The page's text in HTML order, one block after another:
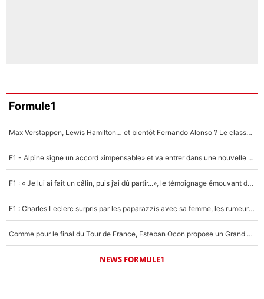
Formule1
Max Verstappen, Lewis Hamilton… et bientôt Fernando Alonso ? Le classement des pilotes les mieux payés en Formule 1 risque de changer !
F1 - Alpine signe un accord «impensable» et va entrer dans une nouvelle dimension : Grande nouvelle pour Pierre Gasly !
F1 : « Je lui ai fait un câlin, puis j’ai dû partir...», le témoignage émouvant de Max Verstappen sur sa fille
F1 : Charles Leclerc surpris par les paparazzis avec sa femme, les rumeurs étaient vraies !
Comme pour le final du Tour de France, Esteban Ocon propose un Grand Prix de Formule 1 à Paris : «Autour de l’Arc de Triomphe, ce serait génial» !
NEWS FORMULE1